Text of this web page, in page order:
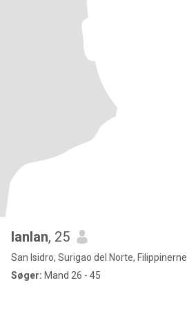
lanlan, 25
San Isidro, Surigao del Norte, Filippinerne
Søger: Mand 26 - 45